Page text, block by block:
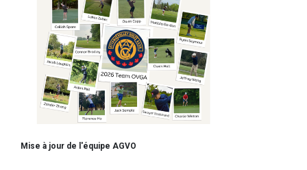
Mise à jour de l'équipe AGVO